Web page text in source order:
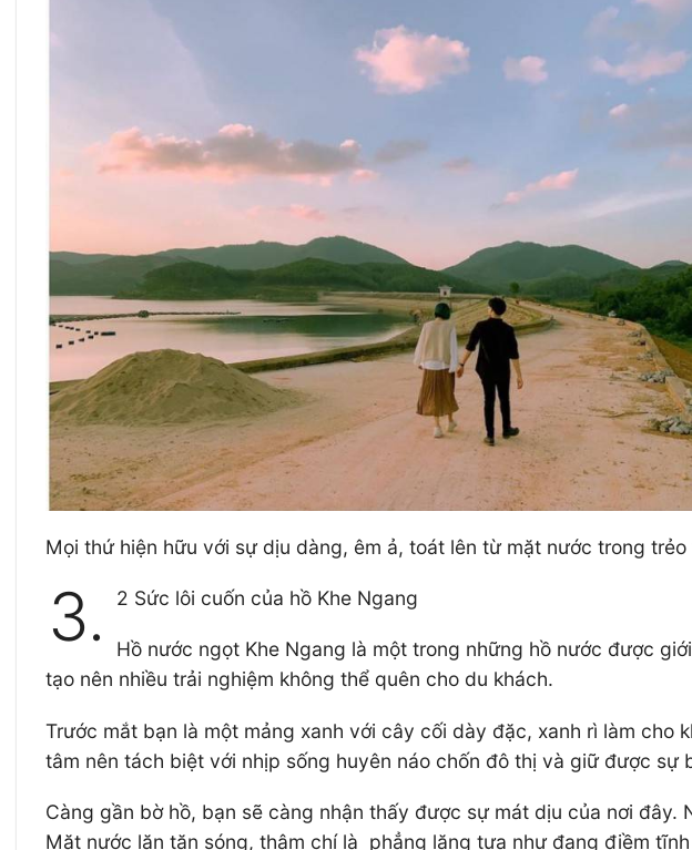
Mọi thứ hiện hữu với sự dịu dàng, êm ả, toát lên từ mặt nước trong
3. 2 Sức lôi cuốn của hồ Khe Ngang
Hồ nước ngọt Khe Ngang là một trong những hồ nước được
tạo nên nhiều trải nghiệm không thể quên cho du khách.
Trước mắt bạn là một mảng xanh với cây cối dày đặc, xanh rì làm
tâm nên tách biệt với nhịp sống huyên náo chốn đô thị và giữ được sự
Càng gần bờ hồ, bạn sẽ càng nhận thấy được sự mát dịu của nơi
Mặt nước lăn tăn sóng, thậm chí là phẳng lặng tựa như đang điềm